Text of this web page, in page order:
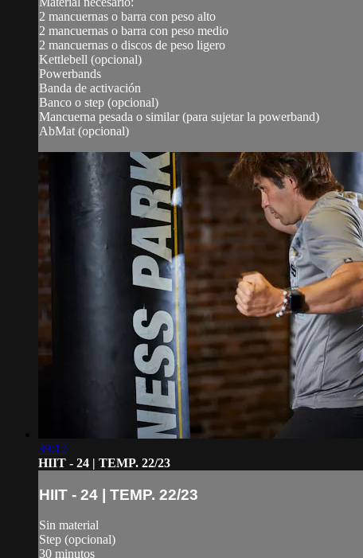
2 mancuernas o barra con peso alto
2 mancuernas o barra con peso medio
2 mancuernas o discos de peso ligero
Kettlebell (opcional)
Powerbands
Banda de activación
Banco o step (opcional)
Mancuerna pesada o similar (para sujetar la powerband)
AbMat (opcional)
39:12
HIIT - 24 | TEMP. 22/23
HIIT - 24 | TEMP. 22/23
Sin material
Step (opcional)
30 minutos